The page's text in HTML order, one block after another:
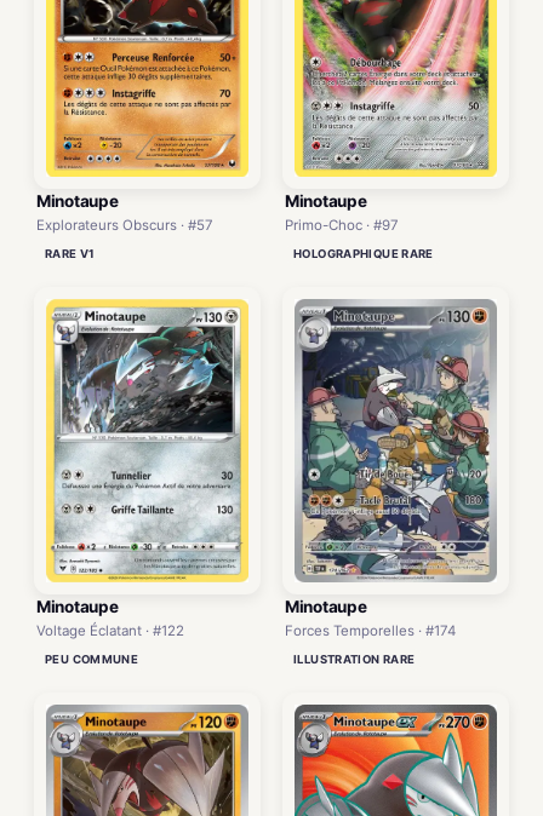
Minotaupe
Explorateurs Obscurs · #57
RARE V1
Minotaupe
Primo-Choc · #97
HOLOGRAPHIQUE RARE
Minotaupe
Voltage Éclatant · #122
PEU COMMUNE
Minotaupe
Forces Temporelles · #174
ILLUSTRATION RARE